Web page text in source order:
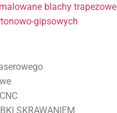
blachy trapezowe
gipsowych
SKRAWANIEM